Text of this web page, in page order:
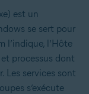
est un
se sert pour
l’indique, l’Hôte
processus dont
Les services sont
s’exécute